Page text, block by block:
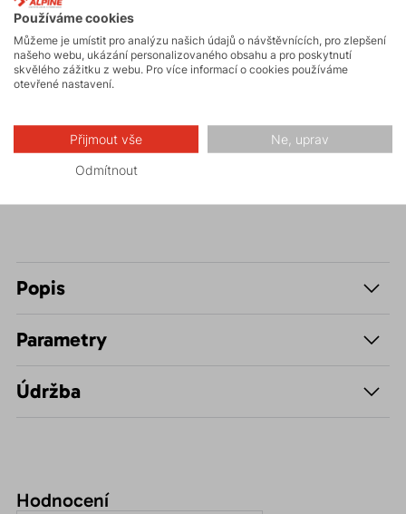
Turistika
Skalní lezení a
Volnočasové –
Casual
Popis
Parametry
Údržba
Hodnocení
Používáme cookies
Můžeme je umístit pro analýzu našich údajů o návštěvnících, pro zlepšení
našeho webu, ukázání personalizovaného obsahu a pro poskytnutí
skvělého zážitku z webu. Pro více informací o cookies používáme
otevřené nastavení.
Přijmout vše Ne, uprav
Odmítnout